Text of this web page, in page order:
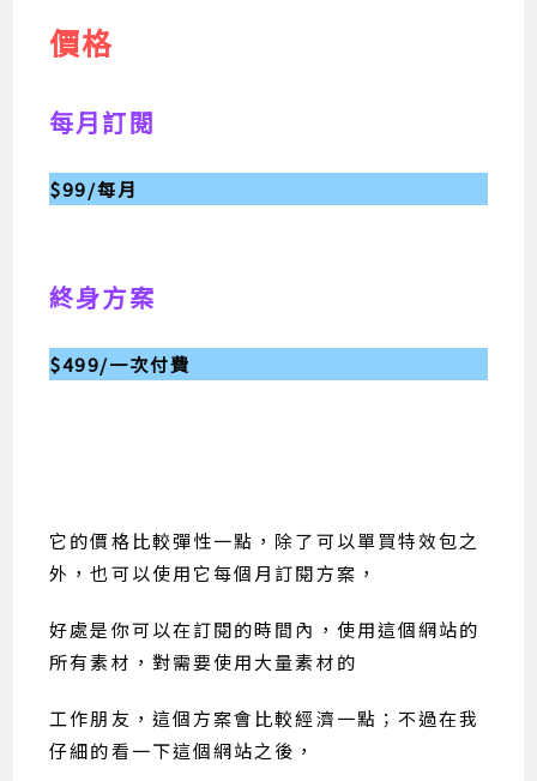
價格
每月訂閱
$99/每月
終身方案
$499/一次付費
它的價格比較彈性一點，除了可以單買特效包之
外，也可以使用它每個月訂閱方案，
好處是你可以在訂閱的時間內，使用這個網站的
所有素材，對需要使用大量素材的
工作朋友，這個方案會比較經濟一點；不過在我
仔細的看一下這個網站之後，